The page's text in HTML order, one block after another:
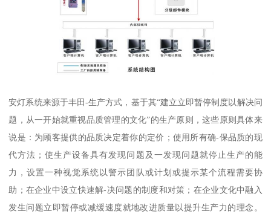
安灯系统来源于丰田-生产方式，基于其“建立立即暂停制度以解决问
题，从一开始就重视品质管理的文化”的生产原则，这些原则具体来
说是：为顾客提供的品质决定着你的定价；使用所有确-保品质的现
代方法；使生产设备具有发现问题及一发现问题就停止生产的能
力，设置一种视觉系统以警示团队或计划或提示某个流程需要协
助；在企业中设立快速解-决问题的制度和对策；在企业文化中融入
发生问题立即暂停或减缓速度就地改进质量以提升生产力的理念。